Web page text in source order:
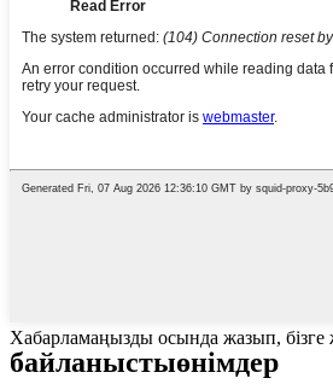
Хабарламаңызды осында жазып, бізге
байланыстыөнімдер